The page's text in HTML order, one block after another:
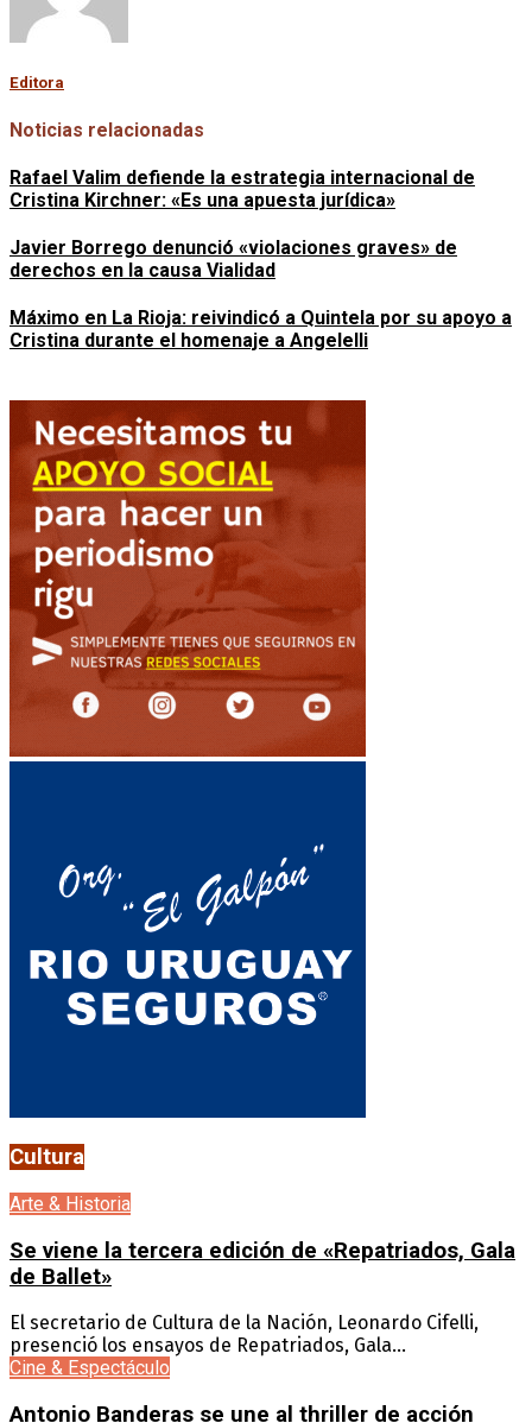
Editora
Noticias relacionadas
Rafael Valim defiende la estrategia internacional de
Cristina Kirchner: «Es una apuesta jurídica»
Javier Borrego denunció «violaciones graves» de
derechos en la causa Vialidad
Máximo en La Rioja: reivindicó a Quintela por su apoyo a
Cristina durante el homenaje a Angelelli
Cultura
Arte & Historia
Se viene la tercera edición de «Repatriados, Gala
de Ballet»
El secretario de Cultura de la Nación, Leonardo Cifelli,
presenció los ensayos de Repatriados, Gala...
Cine & Espectáculo
Antonio Banderas se une al thriller de acción